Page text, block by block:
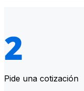
Pide una cotización